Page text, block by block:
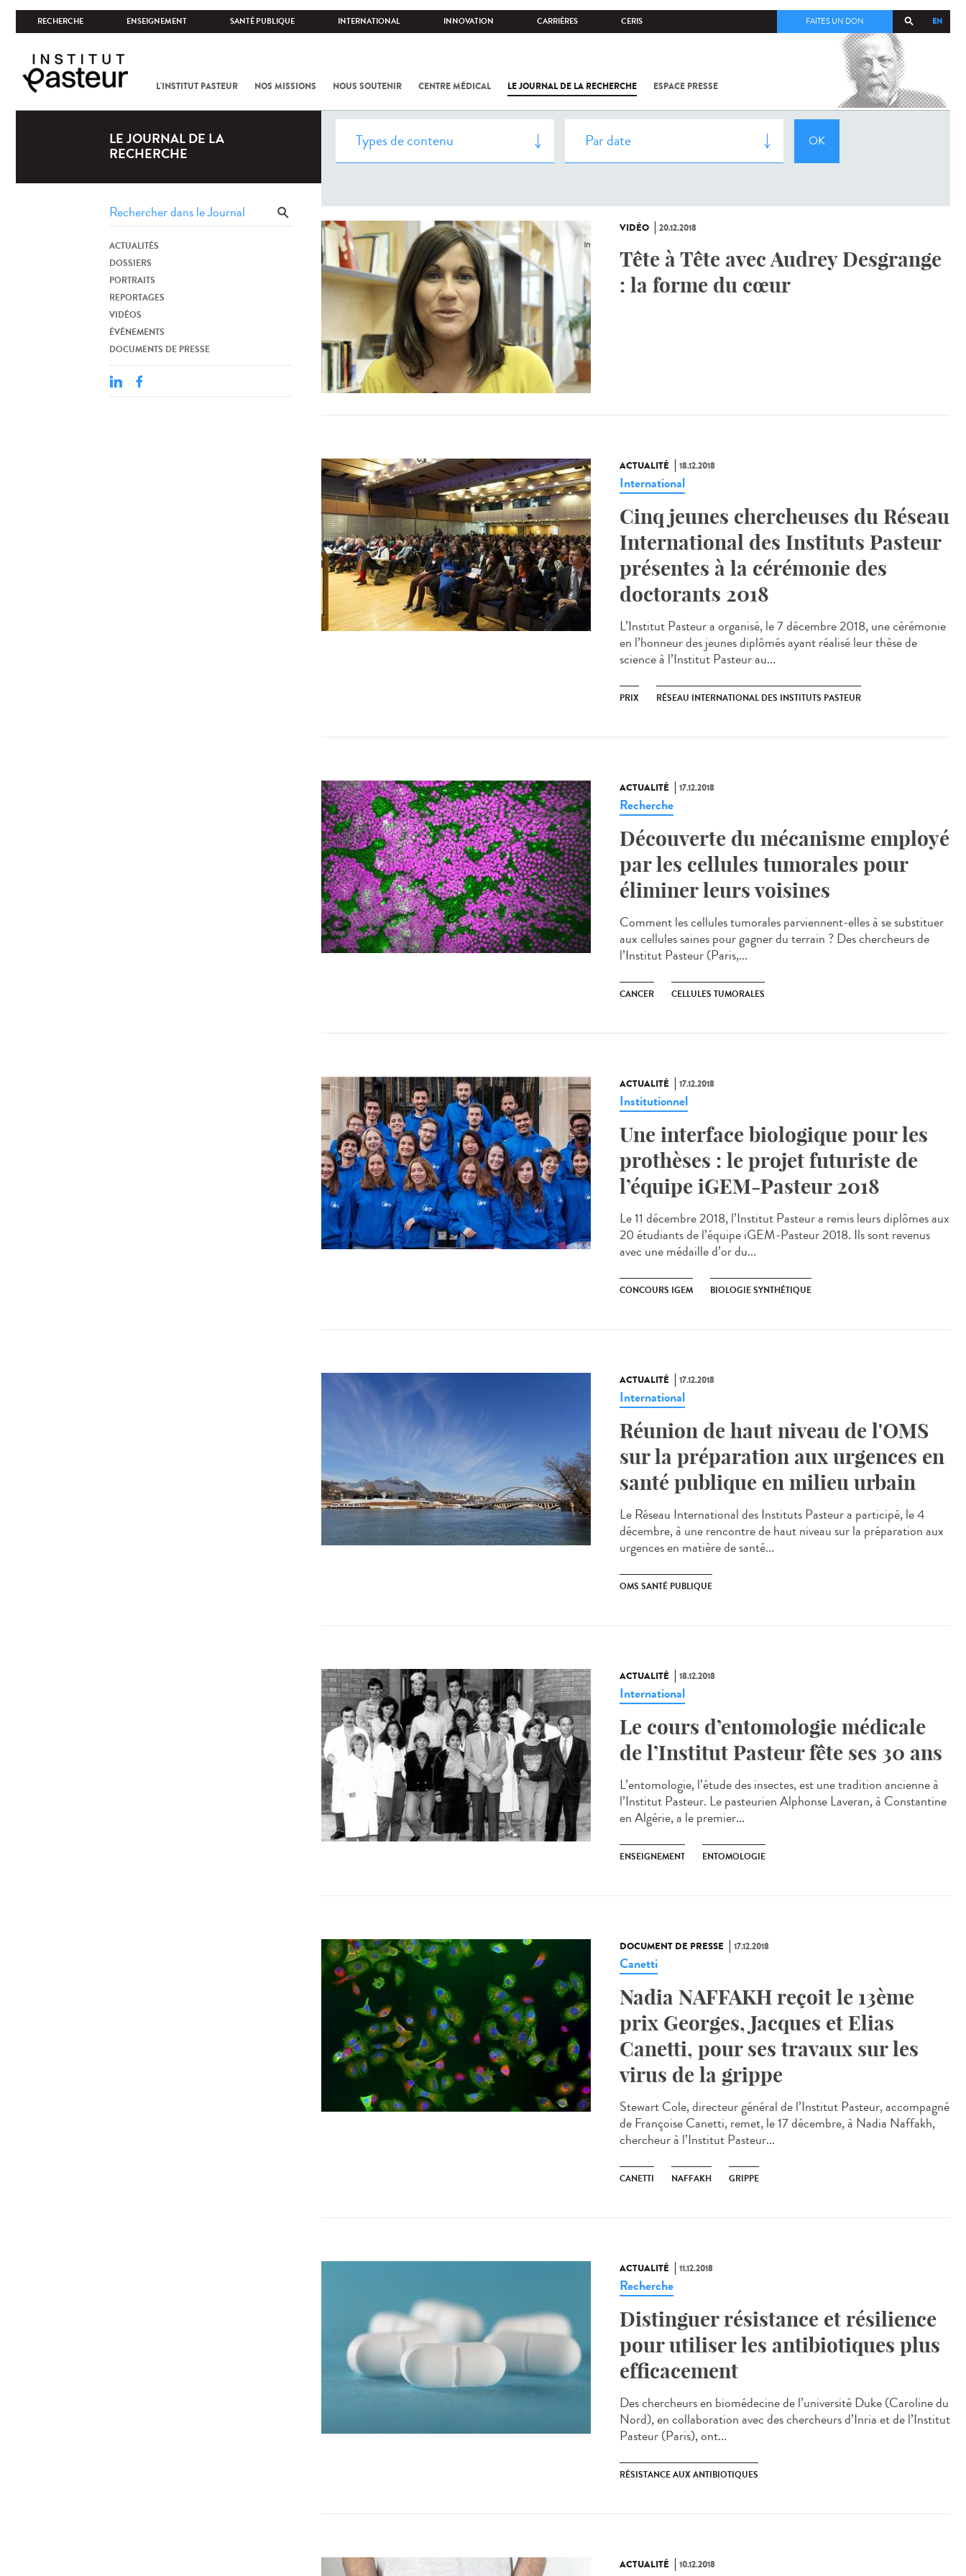
RECHERCHE ENSEIGNEMENT SANTÉ PUBLIQUE INTERNATIONAL INNOVATION CARRIÈRES CERIS EN
FAITES UN DON
L'INSTITUT PASTEUR NOS MISSIONS NOUS SOUTENIR CENTRE MÉDICAL LE JOURNAL DE LA RECHERCHE ESPACE PRESSE
COV-2 /
L'INSTITUT
PASTEUR
LE JOURNAL DE LA
RECHERCHE
ACTUALITÉS
DOSSIERS
PORTRAITS
REPORTAGES
VIDÉOS
ÉVÉNEMENTS
DOCUMENTS DE PRESSE
VIDÉO 20.12.2018
Tête à Tête avec Audrey Desgrange
: la forme du cœur
ACTUALITÉ 18.12.2018
International
Cinq jeunes chercheuses du Réseau
International des Instituts Pasteur
présentes à la cérémonie des
doctorants 2018
L’Institut Pasteur a organisé, le 7 décembre 2018, une cérémonie
en l’honneur des jeunes diplômés ayant réalisé leur thèse de
science à l’Institut Pasteur au...
PRIX RÉSEAU INTERNATIONAL DES INSTITUTS PASTEUR
ACTUALITÉ 17.12.2018
Recherche
Découverte du mécanisme employé
par les cellules tumorales pour
éliminer leurs voisines
Comment les cellules tumorales parviennent-elles à se substituer
aux cellules saines pour gagner du terrain ? Des chercheurs de
l’Institut Pasteur (Paris,...
CANCER CELLULES TUMORALES
ACTUALITÉ 17.12.2018
Institutionnel
Une interface biologique pour les
prothèses : le projet futuriste de
l’équipe iGEM-Pasteur 2018
Le 11 décembre 2018, l’Institut Pasteur a remis leurs diplômes aux
20 étudiants de l’équipe iGEM-Pasteur 2018. Ils sont revenus
avec une médaille d’or du...
CONCOURS IGEM BIOLOGIE SYNTHÉTIQUE
ACTUALITÉ 17.12.2018
International
Réunion de haut niveau de l'OMS
sur la préparation aux urgences en
santé publique en milieu urbain
Le Réseau International des Instituts Pasteur a participé, le 4
décembre, à une rencontre de haut niveau sur la préparation aux
urgences en matière de santé...
OMS SANTÉ PUBLIQUE
ACTUALITÉ 18.12.2018
International
Le cours d’entomologie médicale
de l’Institut Pasteur fête ses 30 ans
L’entomologie, l’étude des insectes, est une tradition ancienne à
l’Institut Pasteur. Le pasteurien Alphonse Laveran, à Constantine
en Algérie, a le premier...
ENSEIGNEMENT ENTOMOLOGIE
DOCUMENT DE PRESSE 17.12.2018
Canetti
Nadia NAFFAKH reçoit le 13ème
prix Georges, Jacques et Elias
Canetti, pour ses travaux sur les
virus de la grippe
Stewart Cole, directeur général de l’Institut Pasteur, accompagné
de Françoise Canetti, remet, le 17 décembre, à Nadia Naffakh,
chercheur à l’Institut Pasteur...
CANETTI NAFFAKH GRIPPE
ACTUALITÉ 11.12.2018
Recherche
Distinguer résistance et résilience
pour utiliser les antibiotiques plus
efficacement
Des chercheurs en biomédecine de l’université Duke (Caroline du
Nord), en collaboration avec des chercheurs d’Inria et de l’Institut
Pasteur (Paris), ont...
RÉSISTANCE AUX ANTIBIOTIQUES
ACTUALITÉ 10.12.2018